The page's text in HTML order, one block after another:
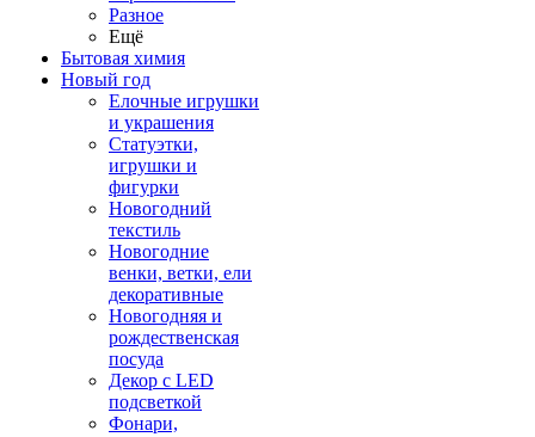
Разное
Ещё
Бытовая химия
Новый год
Елочные игрушки
и украшения
Статуэтки,
игрушки и
фигурки
Новогодний
текстиль
Новогодние
венки, ветки, ели
декоративные
Новогодняя и
рождественская
посуда
Декор с LED
подсветкой
Фонари,